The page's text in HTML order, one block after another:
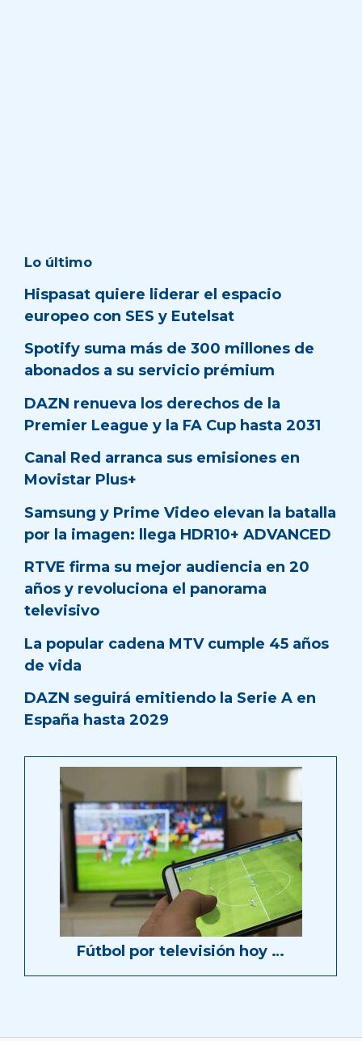
Lo último
Hispasat quiere liderar el espacio
europeo con SES y Eutelsat
Spotify suma más de 300 millones de
abonados a su servicio prémium
DAZN renueva los derechos de la
Premier League y la FA Cup hasta 2031
Canal Red arranca sus emisiones en
Movistar Plus+
Samsung y Prime Video elevan la batalla
por la imagen: llega HDR10+ ADVANCED
RTVE firma su mejor audiencia en 20
años y revoluciona el panorama
televisivo
La popular cadena MTV cumple 45 años
de vida
DAZN seguirá emitiendo la Serie A en
España hasta 2029
Fútbol por televisión hoy …